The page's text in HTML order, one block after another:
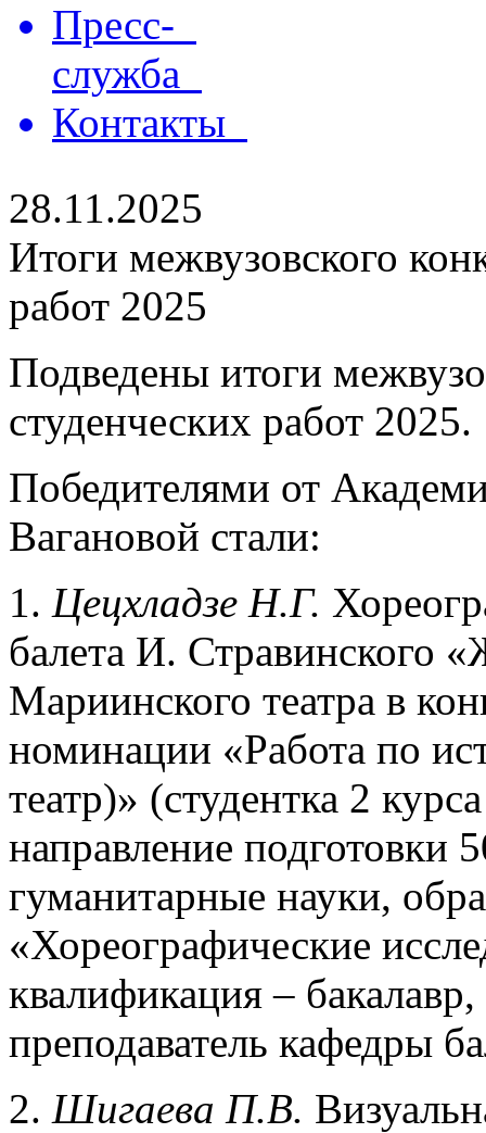
Пресс-
служба
Контакты
28.11.2025
Итоги межвузовского
работ 2025
Подведены итоги
студенческих работ 2025.
Победителями от
Вагановой стали:
1. Цецхладзе Н.Г.
балета И. Стравинского
Мариинского театра в
номинации «Работа по
театр)» (студентка 2
направление подготовки
гуманитарные науки,
«Хореографические
квалификация –
преподаватель кафедры
2. Шигаева П.В.